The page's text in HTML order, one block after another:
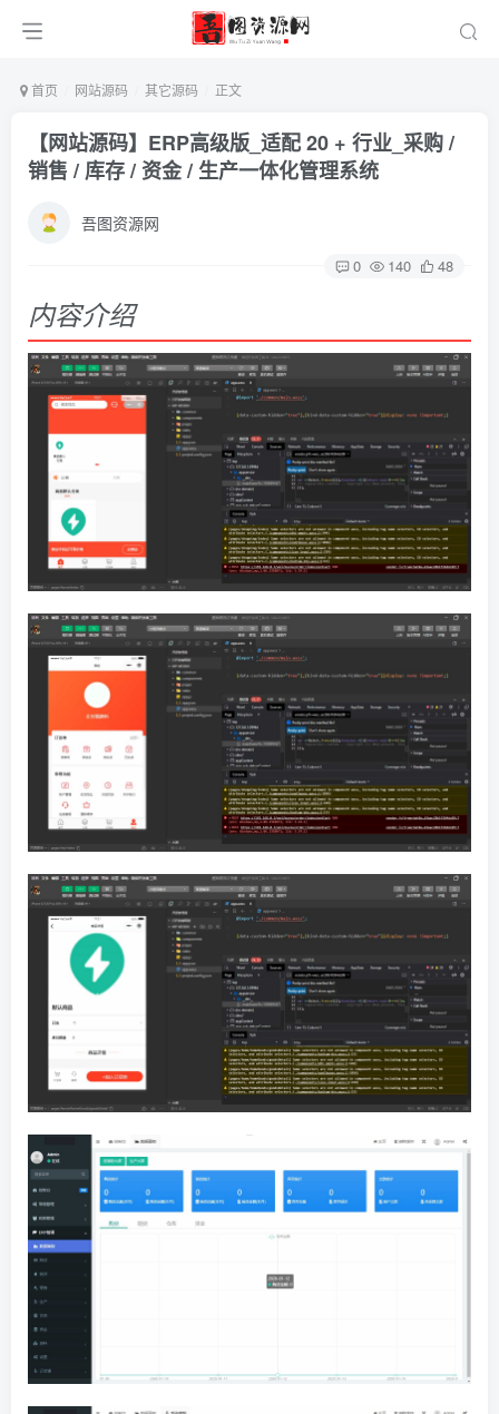
首页 网站源码 其它源码 正文
【网站源码】ERP高级版_适配 20 + 行业_采购 /
销售 / 库存 / 资金 / 生产一体化管理系统
吾图资源网
0 140 48
内容介绍